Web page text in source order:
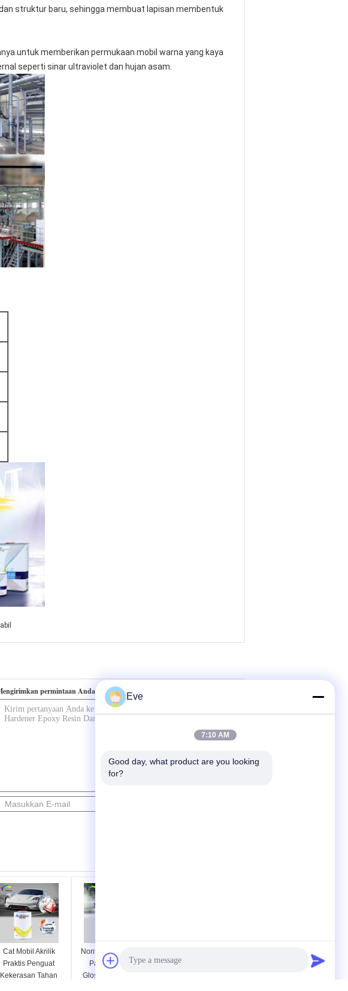
struktur baru, sehingga membuat lapisan membentuk
untuk memberikan permukaan mobil warna yang kaya
seperti sinar ultraviolet dan hujan asam.
permintaan Anda secara langsung kepada kami
Cat Mobil Akrilik
Praktis Penguat
Kekerasan Tahan
Nontoxic resin Clear
Paint Hardener
Glossy Spray Clear
Padat Penguat
Eve
7:10 AM
Good day, what product are you looking
for?